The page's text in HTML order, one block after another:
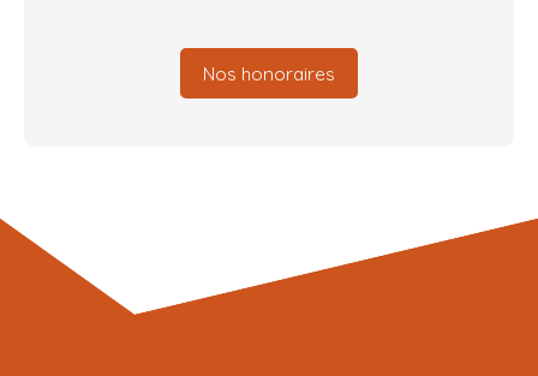
Nos honoraires